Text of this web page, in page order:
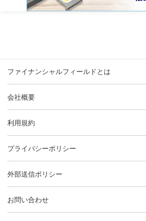
ファイナンシャルフィールドとは
会社概要
利用規約
プライバシーポリシー
外部送信ポリシー
お問い合わせ